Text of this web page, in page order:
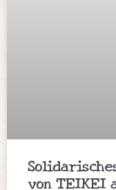
von TEIKEI